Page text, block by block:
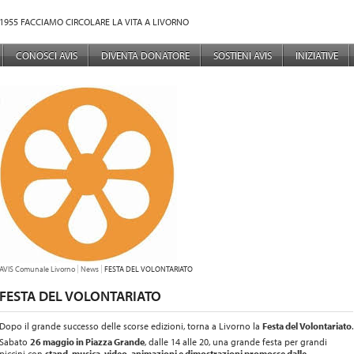
FACCIAMO CIRCOLARE LA VITA A LIVORNO
PRINCIPALE
CONOSCI AVIS DIVENTA DONATORE SOSTIENI AVIS INIZIATIVE
TU SEI QUI:
AVIS Comunale Livorno News FESTA DEL VOLONTARIATO
FESTA DEL VOLONTARIATO
Dopo il grande successo delle scorse edizioni, torna a Livorno la Festa del Volontariato.
Sabato 26 maggio in Piazza Grande, dalle 14 alle 20, una grande festa per grandi